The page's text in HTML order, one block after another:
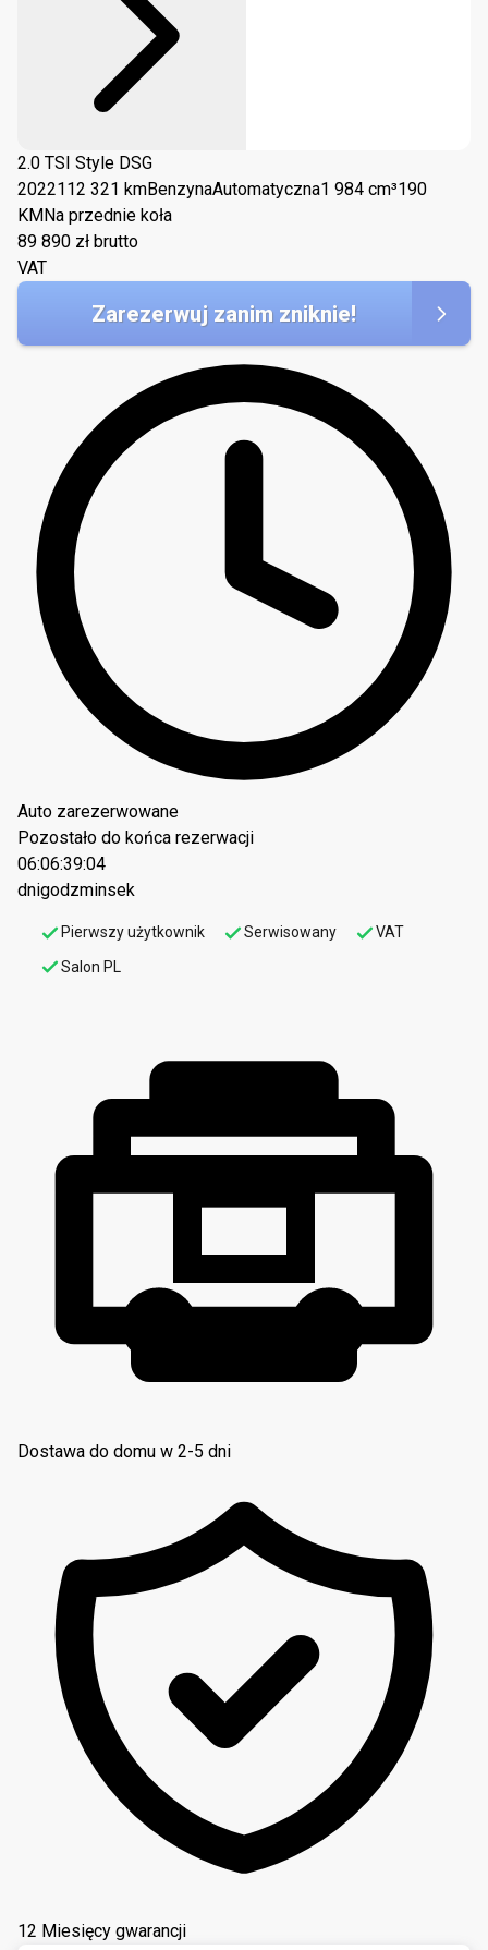
2.0 TSI Style DSG
2022112 321 kmBenzynaAutomatyczna1 984 cm³190
KM Na przednie koła
89 890 zł brutto
VAT
Zarezerwuj zanim zniknie!
Auto zarezerwowane
Pozostało do końca rezerwacji
06:06:39:03
dnigodzminsek
Pierwszy użytkownik Serwisowany
VAT
Salon PL
Dostawa do domu w 2-5 dni
12 Miesięcy gwarancji